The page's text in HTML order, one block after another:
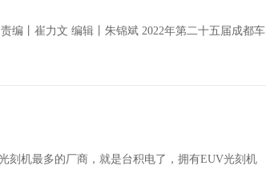
编丨崔力文 编辑丨朱锦斌 2022年第二十五届成都车
刻机最多的厂商，就是台积电了，拥有EUV光刻机